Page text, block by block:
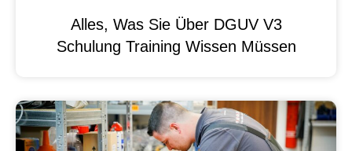
Alles, Was Sie Über DGUV V3
Schulung Training Wissen Müssen